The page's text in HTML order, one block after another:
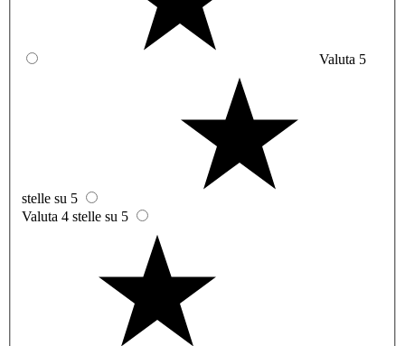
Valuta 5
stelle su 5
Valuta 4 stelle su 5